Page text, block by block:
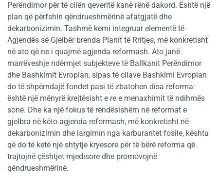
Perëndimor për të cilën qeveritë kanë rënë dakord. Është një
plan që përfshin qëndrueshmërinë afatgjatë dhe
dekarbonizimin. Tashmë kemi integruar elementë të
Agjendës së Gjelbër brenda Planit të Rritjes, më konkretisht
në ato që ne i quajmë agjenda reformash. Ato janë
marrëveshje ndërmjet subjekteve të Ballkanit Perëndimor
dhe Bashkimit Evropian, sipas të cilave Bashkimi Evropian
do të shpërndajë fondet pasi të zbatohen disa reforma:
është një mënyrë krejtësisht e re e menaxhimit të ndihmës
sonë. Dhe ka një fokus të rëndësishëm në reformat e
gjelbra në këto agjenda reformash, më konkretisht në
dekarbonizimin dhe largimin nga karburantet fosile, kështu
që do të ketë një shtytje kryesore për të bërë reforma që
trajtojnë çështjet mjedisore dhe promovojnë
qëndrueshmërinë.